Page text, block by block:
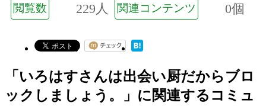
閲覧数 229人 関連コンテンツ 0個
「いろはすさんは出会い厨だからブロ
ックしましょう。」に関連するコミュ